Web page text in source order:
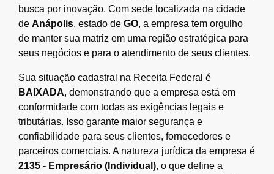
busca por inovação. Com sede localizada na cidade
de Anápolis, estado de GO, a empresa tem orgulho
de manter sua matriz em uma região estratégica para
seus negócios e para o atendimento de seus clientes.
Sua situação cadastral na Receita Federal é
BAIXADA, demonstrando que a empresa está em
conformidade com todas as exigências legais e
tributárias. Isso garante maior segurança e
confiabilidade para seus clientes, fornecedores e
parceiros comerciais. A natureza jurídica da empresa é
2135 - Empresário (Individual), o que define a